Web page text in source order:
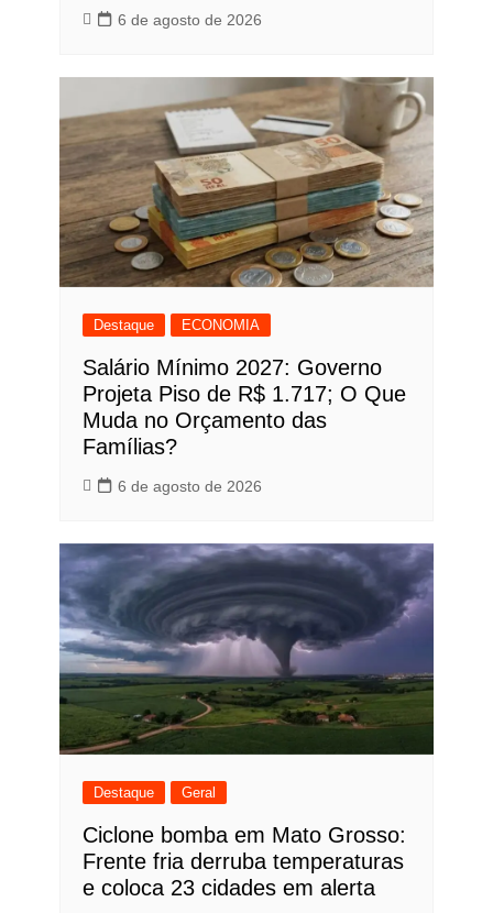
6 de agosto de 2026
Destaque ECONOMIA
Salário Mínimo 2027: Governo
Projeta Piso de R$ 1.717; O Que
Muda no Orçamento das
Famílias?
6 de agosto de 2026
Destaque Geral
Ciclone bomba em Mato Grosso:
Frente fria derruba temperaturas
e coloca 23 cidades em alerta